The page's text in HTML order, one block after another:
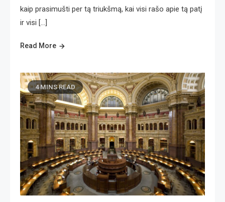
kaip prasimušti per tą triukšmą, kai visi rašo apie tą patį
ir visi […]
Read More
4 MINS READ